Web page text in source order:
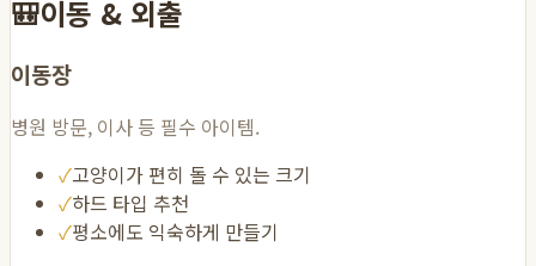
🎒이동 & 외출
이동장
병원 방문, 이사 등 필수 아이템.
✓고양이가 편히 돌 수 있는 크기
✓하드 타입 추천
✓평소에도 익숙하게 만들기